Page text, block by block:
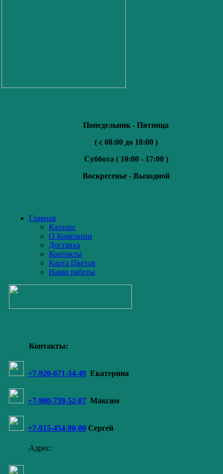
Понедельник - Пятница
( с 08:00 до 18:00 )
Суббота ( 10:00 - 17:00 )
Воскресенье - Выходной
Главная
Каталог
О Компании
Доставка
Контакты
Карта Цветов
Наши работы
Контакты:
+7-920-671-34-49 Екатерина
+7-980-739-52-87 Максим
+7-915-454-90-00 Сергей
Адрес: